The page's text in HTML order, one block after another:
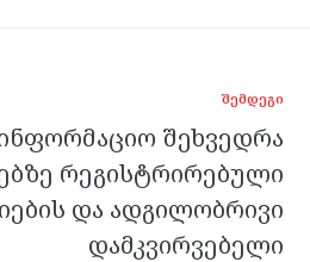
ᲨᲔᲛᲓᲔᲒᲘ
შეხვედრა
რეგისტრირებული
და ადგილობრივი
დამკვირვებელი